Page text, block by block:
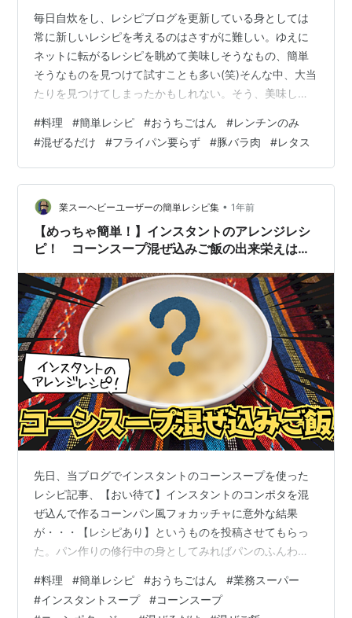
毎日自炊をし、レシピブログを更新している身としては
常に新しいレシピを考えるのはさすがに難しい。ゆえに
ネットに転がるレシピを眺めて美味しそうなもの、簡単
そうなものを見つけて試すことも多い(笑)そんな中、大当
たりを見つけてしまったかもしれない。そう、美味しい
(mami) ラクうまごはんさんで、過去にもいくつも試させ
てもらったこともあるありがたい人だ。そしてそのレシ
ピはサムネで"抱えて食べたい"と評していて思わず「さ
すがに誇張では～？(ドチャクソ失礼)」と思ってしまった
わけだが嘘偽りなさすぎて笑ってしまった。 【材料】2
人分 豚バラ肉 200g 顆粒…
#料理 #簡単レシピ #おうちごはん #レンチンのみ
#混ぜるだけ #フライパン要らず #豚バラ肉 #レタス
業スーヘビーユーザーの簡単レシピ集 • 1年前
【めっちゃ簡単！】インスタントのアレンジレシ
ピ！ コーンスープ混ぜ込みご飯の出来栄えは如
先日、当ブログでインスタントのコーンスープを使った
レシピ記事、【おい待て】インスタントのコンポタを混
ぜ込んで作るコーンパン風フォカッチャに意外な結果
が・・・【レシピあり】というものを投稿させてもらっ
た。パン作りの修行中の身としてみればパンのふんわり
ープの味が全く反映されなかったという歯がゆい結果だ
った(苦笑) そこで今回は「パンがダメならご飯で！」と
#料理 #簡単レシピ #おうちごはん #業務スーパー
#インスタントスープ #コーンスープ